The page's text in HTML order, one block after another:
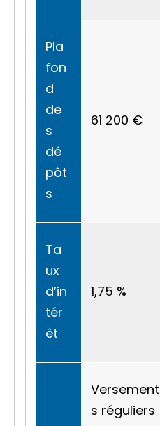
Pla
fon
d
de
s
dé
pôt
s
61 200 €
Ta
ux
d’in
tér
êt
1,75 %
Versement
s réguliers